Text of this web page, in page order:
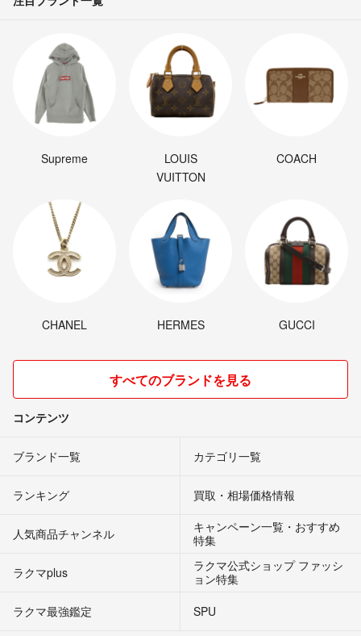
Supreme
LOUIS
VUITTON
COACH
CHANEL HERMES GUCCI
すべてのブランドを見る
コンテンツ
ブランド一覧 カテゴリ一覧
ランキング 買取・相場価格情報
人気商品チャンネル
キャンペーン一覧・おすすめ
特集
ラクマplus
ラクマ公式ショップ ファッシ
ョン特集
ラクマ最強鑑定
SPU